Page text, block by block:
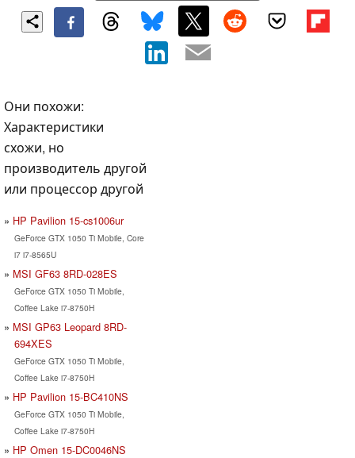
Они похожи:
Характеристики
схожи, но
производитель другой
или процессор другой
HP Pavilion 15-cs1006ur
GeForce GTX 1050 Ti Mobile, Core
i7 i7-8565U
MSI GF63 8RD-028ES
GeForce GTX 1050 Ti Mobile,
Coffee Lake i7-8750H
MSI GP63 Leopard 8RD-
694XES
GeForce GTX 1050 Ti Mobile,
Coffee Lake i7-8750H
HP Pavilion 15-BC410NS
GeForce GTX 1050 Ti Mobile,
Coffee Lake i7-8750H
HP Omen 15-DC0046NS